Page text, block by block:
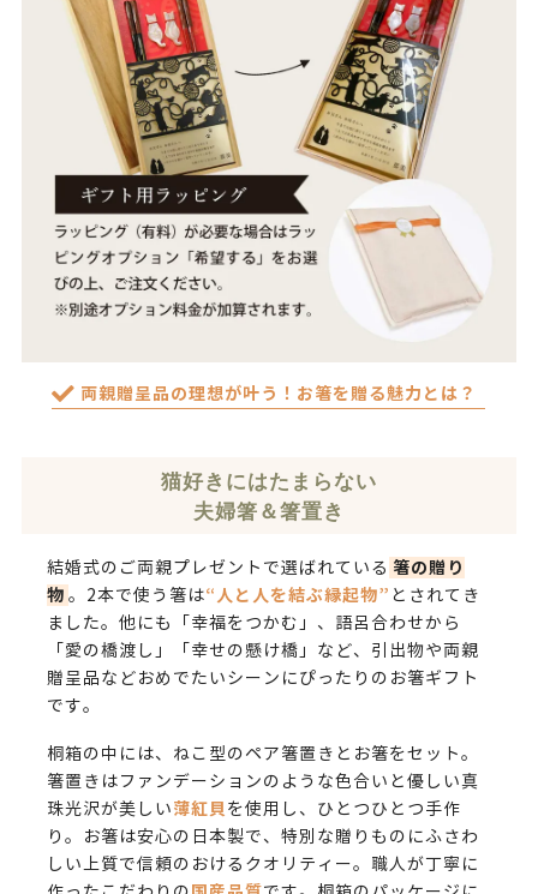
両親贈呈品の理想が叶う！お箸を贈る魅力とは？
猫好きにはたまらない
夫婦箸＆箸置き
結婚式のご両親プレゼントで選ばれている 箸の贈り
物 。2本で使う箸は“人と人を結ぶ縁起物” とされてき
ました。他にも「幸福をつかむ」、語呂合わせから
「愛の橋渡し」「幸せの懸け橋」など、引出物や両親
贈呈品などおめでたいシーンにぴったりのお箸ギフト
です。
桐箱の中には、ねこ型のペア箸置きとお箸をセット。
箸置きはファンデーションのような色合いと優しい真
珠光沢が美しい薄紅貝を使用し、ひとつひとつ手作
り。お箸は安心の日本製で、特別な贈りものにふさわ
しい上質で信頼のおけるクオリティー。職人が丁寧に